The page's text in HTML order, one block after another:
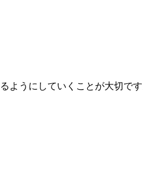
ようにしていくことが大切です